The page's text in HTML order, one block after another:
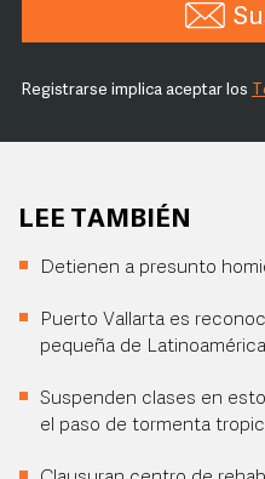
Registrarse implica aceptar los
LEE TAMBIÉN
Detienen a presunto
Puerto Vallarta es
pequeña de Latinoamérica
Suspenden clases en
el paso de tormenta